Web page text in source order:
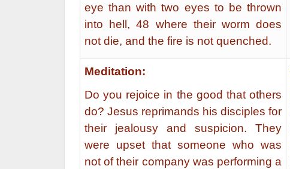
eye than with two eyes to be thrown
into hell, 48 where their worm does
not die, and the fire is not quenched.
Meditation:
Do you rejoice in the good that others
do? Jesus reprimands his disciples for
their jealousy and suspicion. They
were upset that someone who was
not of their company was performing a